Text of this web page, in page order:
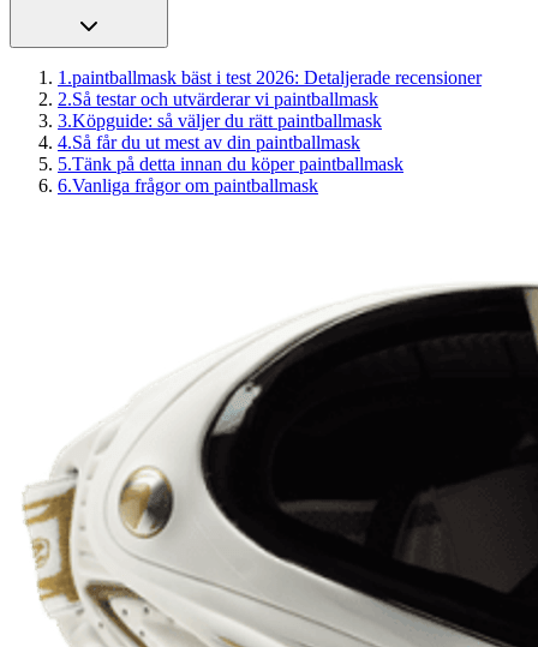
1 .paintballmask bäst i test 2026: Detaljerade recensioner
2.Så testar och utvärderar vi paintballmask
3.Köpguide: så väljer du rätt paintballmask
4.Så får du ut mest av din paintballmask
5.Tänk på detta innan du köper paintballmask
6.Vanliga frågor om paintballmask